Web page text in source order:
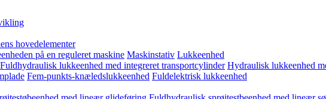
hovedelementer
på en reguleret maskine Maskinstativ Lukkeenhed
Fuldhydraulisk lukkeenhed med integreret transportcylinder Hydraulisk lukkeenhed
Fem-punkts-knæledslukkeenhed Fuldelektrisk lukkeenhed